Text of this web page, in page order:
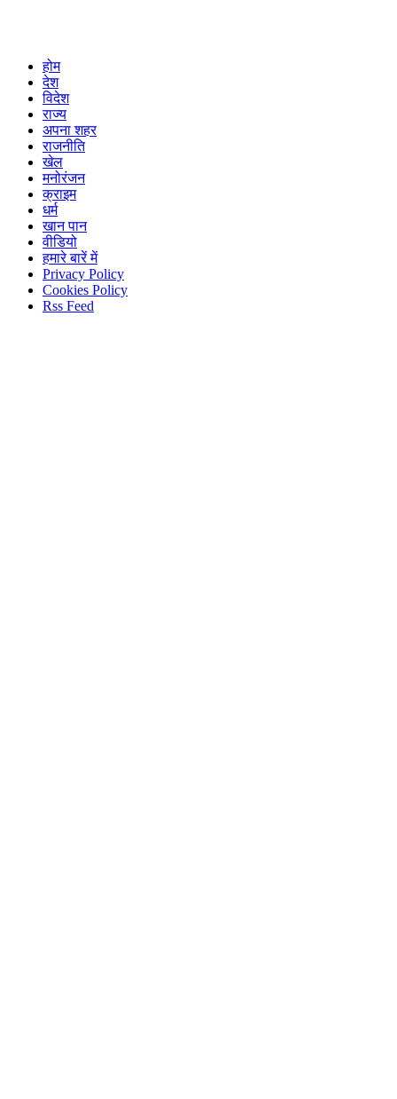
होम
देश
विदेश
राज्य
अपना शहर
राजनीति
खेल
मनोरंजन
क्राइम
धर्म
खान पान
वीडियो
हमारे बारें में
Privacy Policy
Cookies Policy
Rss Feed